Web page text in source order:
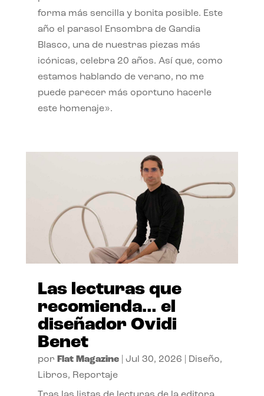
forma más sencilla y bonita posible. Este
año el parasol Ensombra de Gandia
Blasco, una de nuestras piezas más
icónicas, celebra 20 años. Así que, como
estamos hablando de verano, no me
puede parecer más oportuno hacerle
este homenaje».
Las lecturas que
recomienda… el
diseñador Ovidi
Benet
por Flat Magazine| Jul 30, 2026 Diseño,
Libros, Reportaje